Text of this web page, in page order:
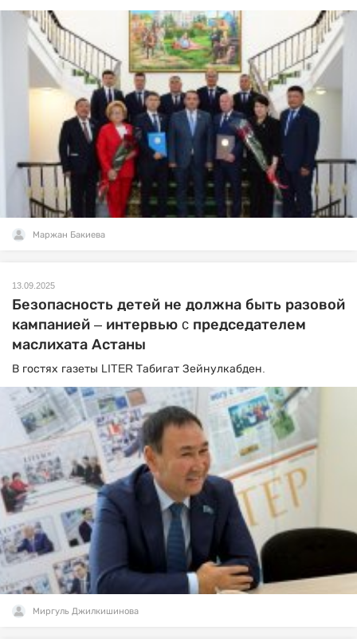
Маржан Бакиева
13.09.2025
Безопасность детей не должна быть разовой
кампанией – интервью c председателем
маслихата Астаны
В гостях газеты LITER Табигат Зейнулкабден.
Миргуль Джилкишинова